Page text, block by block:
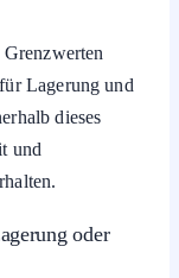
Lagerung und
dieses
und
oder